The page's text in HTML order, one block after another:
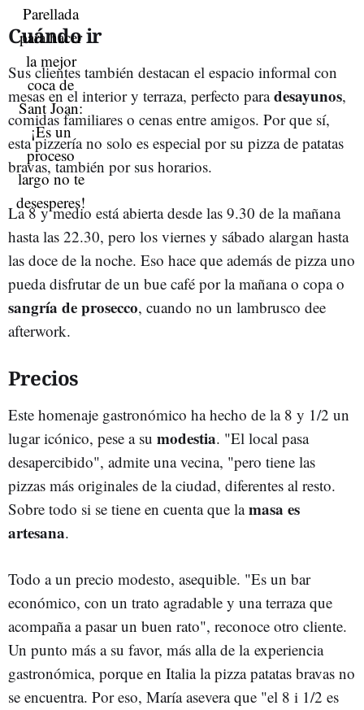
Cuándo ir
Sus clientes también destacan el espacio informal con
mesas en el interior y terraza, perfecto paradesayunos,
comidas familiares o cenas entre amigos. Por que sí,
esta pizzería no solo es especial por su pizza de patatas
bravas, también por sus horarios.
La 8 y medio está abierta desde las 9.30 de la mañana
hasta las 22.30, pero los viernes y sábado alargan hasta
las doce de la noche. Eso hace que además de pizza uno
pueda disfrutar de un bue café por la mañana o copa o
sangría de prosecco, cuando no un lambrusco dee
afterwork.
Precios
Este homenaje gastronómico ha hecho de la 8 y 1/2 un
lugar icónico, pese a su modestia. "El local pasa
desapercibido", admite una vecina, "pero tiene las
pizzas más originales de la ciudad, diferentes al resto.
Sobre todo si se tiene en cuenta que lamasa es
artesana.
Todo a un precio modesto, asequible. "Es un bar
económico, con un trato agradable y una terraza que
acompaña a pasar un buen rato", reconoce otro cliente.
Un punto más a su favor, más alla de la experiencia
gastronómica, porque en Italia la pizza patatas bravas no
se encuentra. Por eso, María asevera que "el 8 i 1/2 es